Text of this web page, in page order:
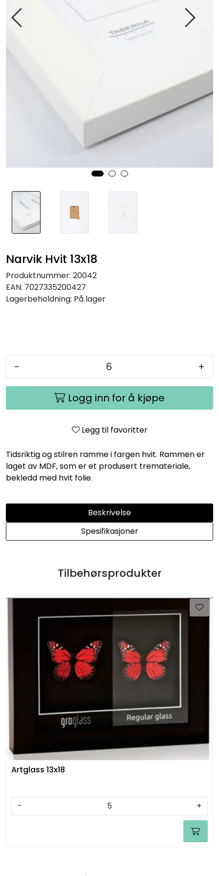
Narvik Hvit 13x18
Produktnummer: 20042
EAN: 7027335200427
Lagerbeholdning: På lager
- +
Logg inn for å kjøpe
Legg til favoritter
Tidsriktig og stilren ramme i fargen hvit. Rammen er
laget av MDF, som er et produsert tremateriale,
bekledd med hvit folie.
Beskrivelse
Spesifikasjoner
Tilbehørsprodukter
Artglass 13x18
- +
Speil
Trykk av bilder/skilt og innramming